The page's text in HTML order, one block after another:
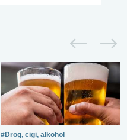
#Drog, cigi, alkohol